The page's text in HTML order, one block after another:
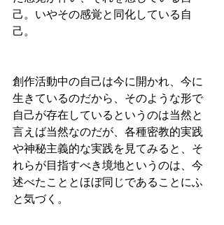
己。いやその感覚と同化している自
己。
創作活動中の自己は今に開かれ、今に
生きているのだから、そのような形で
自己が存在しているというのは当然と
言えば当然なのだが、各種密教的実践
や神秘主義的な実践を見てみると、そ
れらが目指すべき境地というのは、今
述べたこととほぼ同じであることにふ
と気づく。